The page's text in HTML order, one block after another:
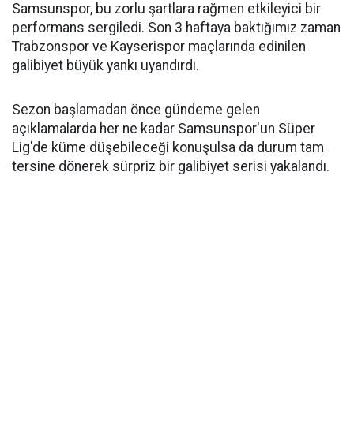
Samsunspor, bu zorlu şartlara rağmen etkileyici bir
performans sergiledi. Son 3 haftaya baktığımız zaman
Trabzonspor ve Kayserispor maçlarında edinilen
galibiyet büyük yankı uyandırdı.
Sezon başlamadan önce gündeme gelen
açıklamalarda her ne kadar Samsunspor'un Süper
Lig'de küme düşebileceği konuşulsa da durum tam
tersine dönerek sürpriz bir galibiyet serisi yakalandı.